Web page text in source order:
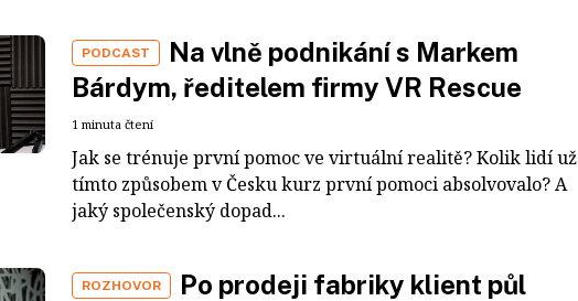
PODCAST
Na vlně podnikání s Markem
Bárdym, ředitelem firmy VR Rescue
1 minuta čtení
Jak se trénuje první pomoc ve virtuální realitě? Kolik lidí už
tímto způsobem v Česku kurz první pomoci absolvovalo? A
jaký společenský dopad...
ROZHOVOR
Po prodeji fabriky klient půl